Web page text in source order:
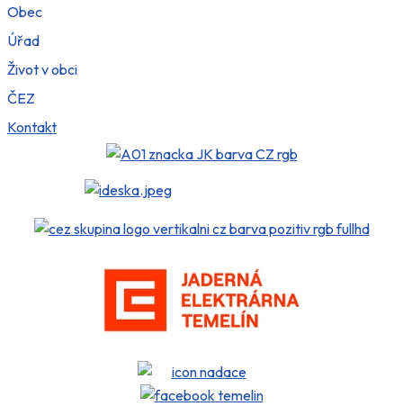
Obec
Úřad
Život v obci
ČEZ
Kontakt